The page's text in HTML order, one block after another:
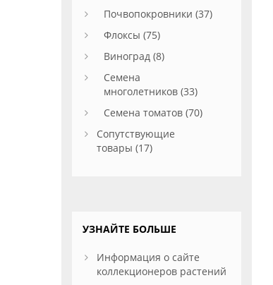
Почвопокровники (37)
Флоксы (75)
Виноград (8)
Семена
многолетников (33)
Семена томатов (70)
Сопутствующие
товары (17)
УЗНАЙТЕ БОЛЬШЕ
Информация о сайте
коллекционеров растений